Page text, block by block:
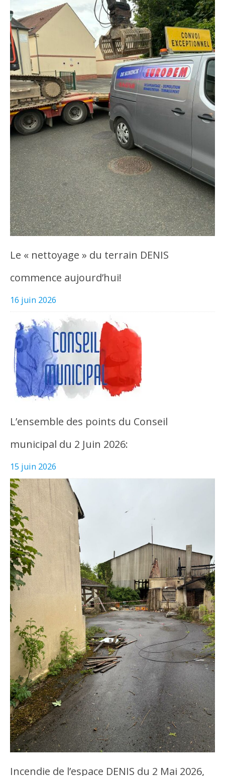
Le « nettoyage » du terrain DENIS
commence aujourd’hui!
16 juin 2026
L’ensemble des points du Conseil
municipal du 2 Juin 2026:
15 juin 2026
Incendie de l’espace DENIS du 2 Mai 2026,